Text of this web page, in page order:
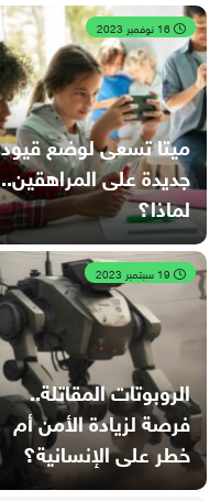
ميتا تسعى لوضع قيود
جديدة على المراهقين..
لماذا؟
الروبوتات المقاتلة..
فرصة لزيادة الأمن أم
خطر على الإنسانية؟